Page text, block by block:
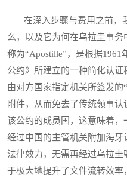
在深入步骤与费用之前，
么，以及它为何在乌拉圭事
称为“Apostille”，是根据
公约》所建立的一种简化认
由对方国家指定机关所签发
附件，从而免去了传统领事
该公约的成员国，这意味着
经过中国的主管机关附加海
法律效力，无需再经过乌拉
于极大地提升了文件流转效